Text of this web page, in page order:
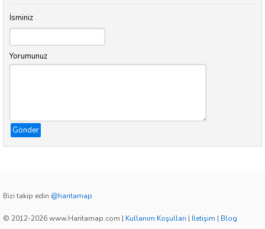
İsminiz
Yorumunuz
Gönder
Bizi takip edin @haritamap
© 2012-2026 www.Haritamap.com | Kullanım Koşulları | İletişim | Blog